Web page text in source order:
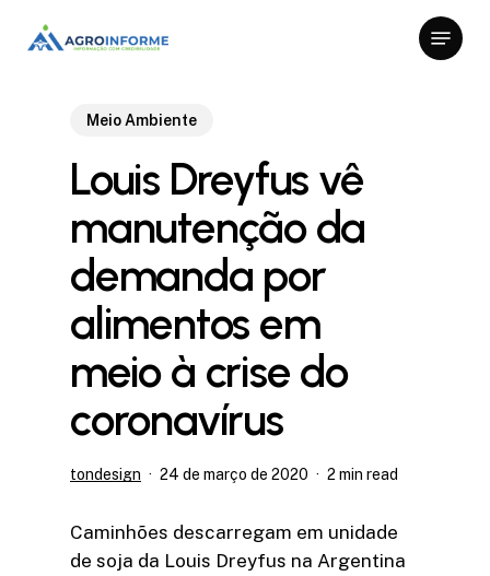
Menu
Meio Ambiente
Louis Dreyfus vê
manutenção da
demanda por
alimentos em
meio à crise do
coronavírus
tondesign 24 de março de 2020 2 min read
Caminhões descarregam em unidade
de soja da Louis Dreyfus na Argentina